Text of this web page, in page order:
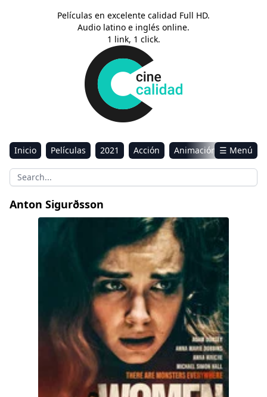
Películas en excelente calidad Full HD.
Audio latino e inglés online.
1 link, 1 click.
Inicio Películas 2021 Acción
Animación
Aventura
Ciencia ficción Comedia
Drama
Sci-Fi & Fantasy
☰ Menú
Anton Sigurðsson
Desaparecidas